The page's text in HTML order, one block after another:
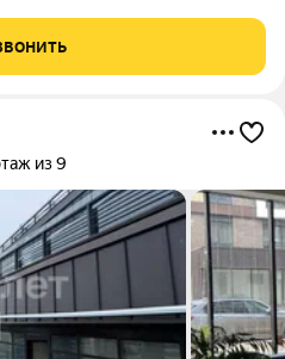
м продуманной площади, 4
м
из 9